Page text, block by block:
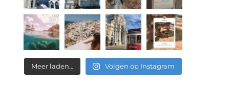
Meer laden… Volgen op Instagram